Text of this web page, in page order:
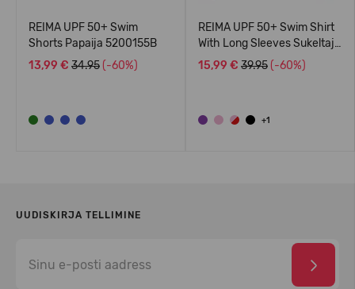
REIMA UPF 50+ Swim
Shorts Papaija 5200155B
13,99 € 34.95 (-60%)
REIMA UPF 50+ Swim Shirt
With Long Sleeves Sukeltaja
5200140A
15,99 € 39.95 (-60%)
+1
UUDISKIRJA TELLIMINE